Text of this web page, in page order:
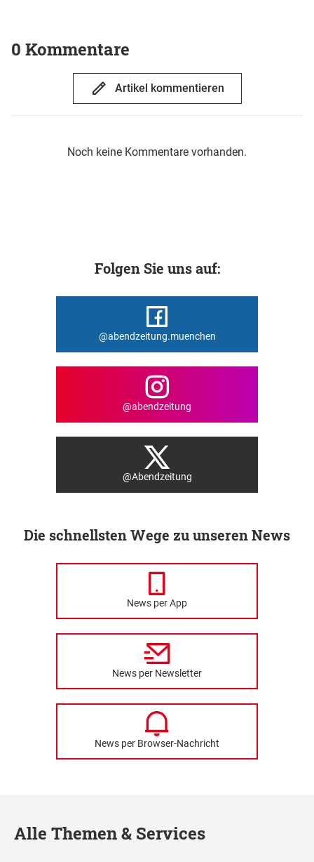
0 Kommentare
Artikel kommentieren
Noch keine Kommentare vorhanden.
Folgen Sie uns auf:
@abendzeitung.muenchen
@abendzeitung
@Abendzeitung
Die schnellsten Wege zu unseren News
News per App
News per Newsletter
News per Browser-Nachricht
Alle Themen & Services